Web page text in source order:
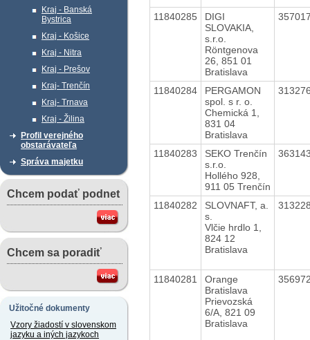
Kraj - Banská
Bystrica
Kraj - Košice
Kraj - Nitra
Kraj - Prešov
Kraj- Trenčín
Kraj- Trnava
Kraj - Žilina
Profil verejného
obstarávateľa
Správa majetku
Chcem podať podnet
Chcem sa poradiť
Užitočné dokumenty
Vzory žiadostí v slovenskom
jazyku a iných jazykoch
11840285
DIGI
SLOVAKIA,
s.r.o.
Röntgenova
26, 851 01
Bratislava
11840284
PERGAMON
spol. s r. o.
Chemická 1,
831 04
Bratislava
11840283
SEKO Trenčín
s.r.o.
Hollého 928,
911 05 Trenčín
11840282
SLOVNAFT, a.
s.
Vlčie hrdlo 1,
824 12
Bratislava
11840281
Orange
Bratislava
Prievozská
6/A, 821 09
Bratislava